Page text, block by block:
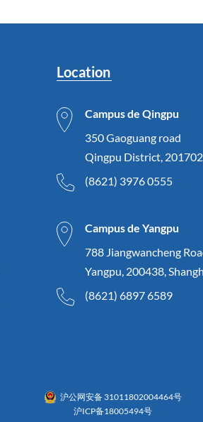
Location
Campus de Qingpu
350 Gaoguang road
Qingpu District,
(8621) 3976 0555
Campus de Yangpu
788 Jiangwancheng
Yangpu, 200438,
(8621) 6897 6589
沪公网安备 31011802004464号
沪ICP备18005494号